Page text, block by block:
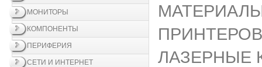
МОНИТОРЫ
КОМПОНЕНТЫ
ПЕРИФЕРИЯ
СЕТИ И ИНТЕРНЕТ
ПРИНТЕРОВ
ЛАЗЕРНЫЕ